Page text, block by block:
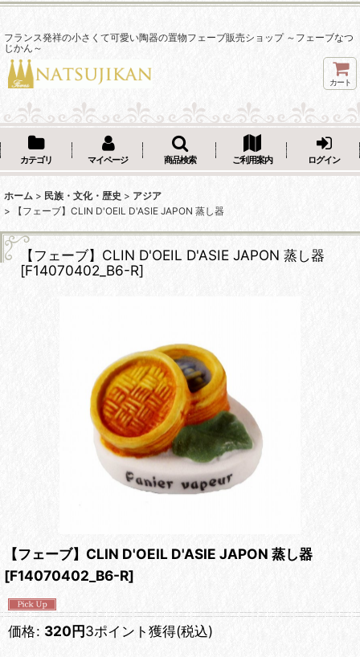
フランス発祥の小さくて可愛い陶器の置物フェーブ販売ショップ ～フェーブなつ
じかん～
カート
カテゴリ マイページ 商品検索 ご利用案内 ログイン
ホーム > 民族・文化・歴史 > アジア
>
【フェーブ】CLIN D'OEIL D'ASIE JAPON 蒸し器
【フェーブ】CLIN D'OEIL D'ASIE JAPON 蒸し器
[F14070402_B6-R]
【フェーブ】CLIN D'OEIL D'ASIE JAPON 蒸し器
[F14070402_B6-R]
価格: 320円3ポイント獲得(税込)